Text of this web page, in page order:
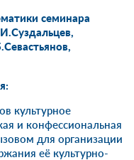
семинара
культурное
и конфессиональная
для организации
её культурно-